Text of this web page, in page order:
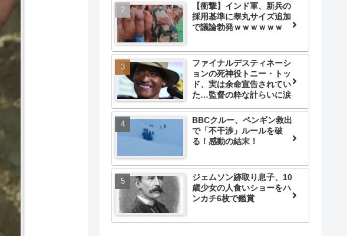
【衝撃】インド軍、新兵の
採用基準に睾丸サイズ追加
で議論勃発ｗｗｗｗｗｗ
ファイナルデスティネーシ
ョンの死神役トニー・トッ
ド、実は余命宣告されてい
た…監督の粋な計らいに涙
BBCクルー、ペンギン救出
で「不干渉」ルールを破
る！感動の結末！
ジェムソン跡取り息子、10
歳少女の人食いショーをハ
ンカチ6枚で鑑賞